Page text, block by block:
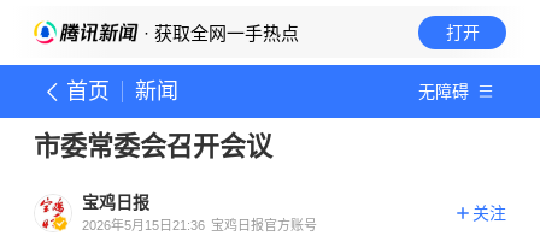
· 获取全网一手热点 打开
首页 新闻 无障碍
市委常委会召开会议
宝鸡日报
2026年5月15日21:36 宝鸡日报官方账号
关注